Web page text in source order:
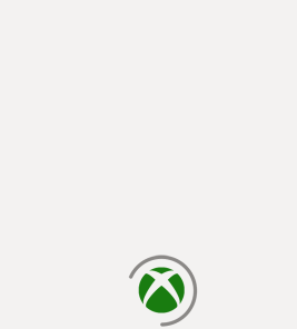
يتم الآن التحميل